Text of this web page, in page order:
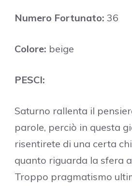
Numero Fortunato: 36
Colore: beige
PESCI:
Saturno rallenta il
parole, perciò in questa
risentirete di una certa
quanto riguarda la sfera
Troppo pragmatismo